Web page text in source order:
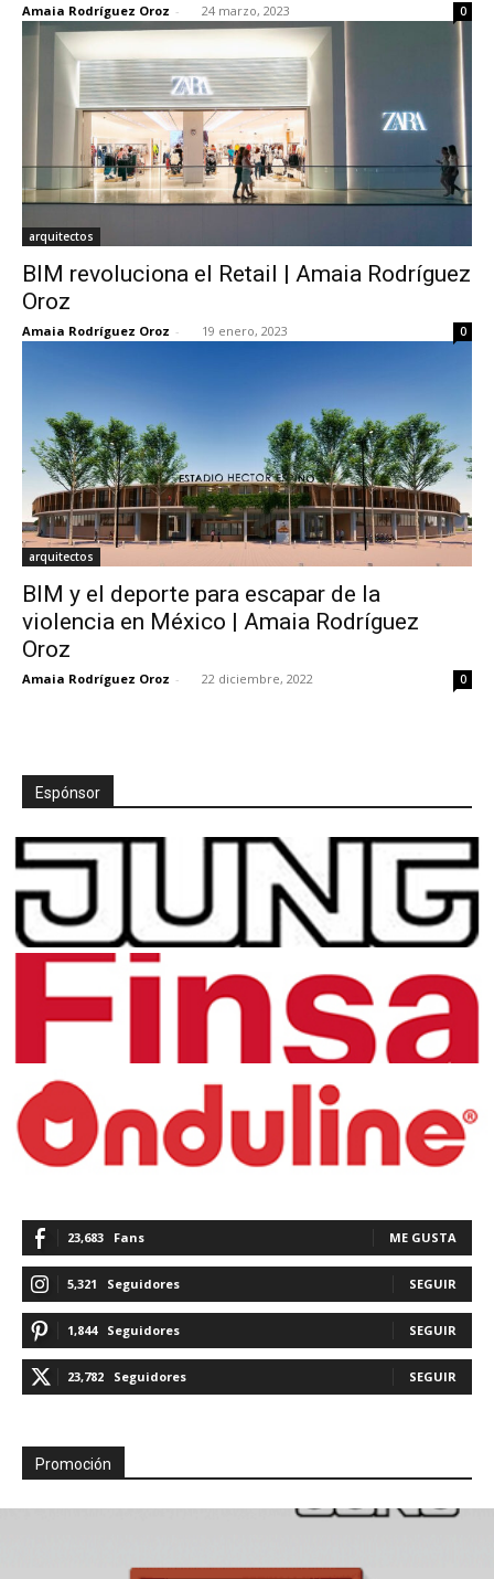
Amaia Rodríguez Oroz - 24 marzo, 2023 0
arquitectos
BIM revoluciona el Retail | Amaia Rodríguez
Oroz
Amaia Rodríguez Oroz - 19 enero, 2023 0
arquitectos
BIM y el deporte para escapar de la
violencia en México | Amaia Rodríguez
Oroz
Amaia Rodríguez Oroz - 22 diciembre, 2022 0
Espónsor
23,683 Fans ME GUSTA
5,321 Seguidores SEGUIR
1,844 Seguidores SEGUIR
23,782 Seguidores SEGUIR
Promoción